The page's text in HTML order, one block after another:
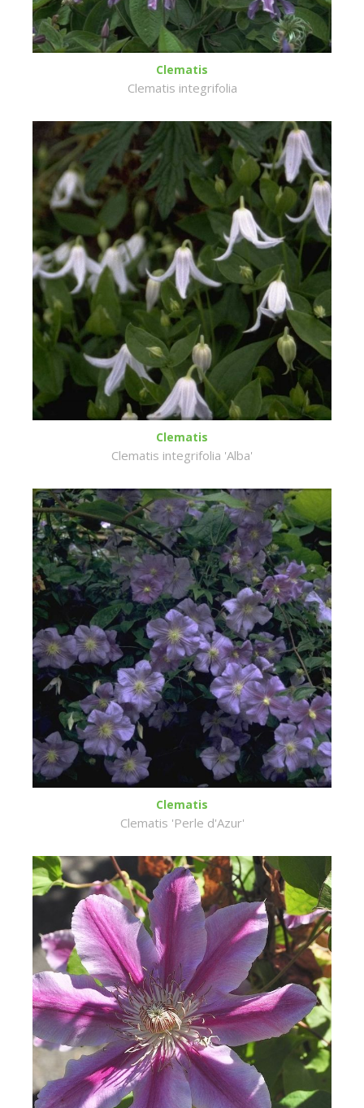
Clematis
Clematis integrifolia
Clematis
Clematis integrifolia 'Alba'
Clematis
Clematis 'Perle d'Azur'